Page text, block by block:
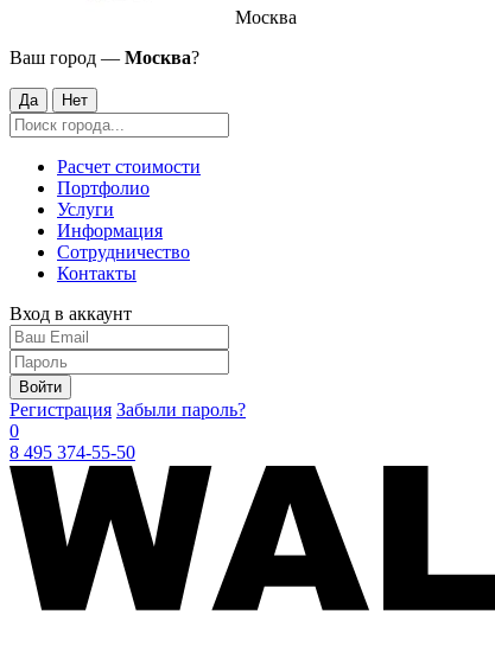
Москва
Ваш город — Москва?
Да Нет
Расчет стоимости
Портфолио
Услуги
Информация
Сотрудничество
Контакты
Вход в аккаунт
Войти
Регистрация Забыли пароль?
0
8 495 374-55-50